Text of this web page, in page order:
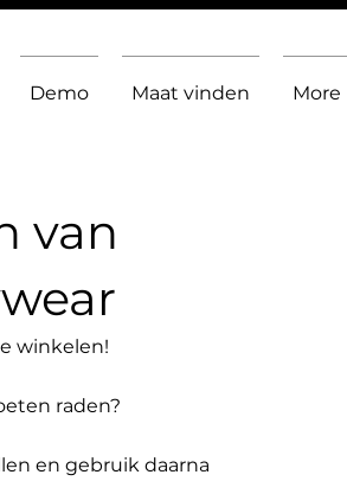
Demo Maat vinden More
van
winkelen!
raden?
en gebruik daarna